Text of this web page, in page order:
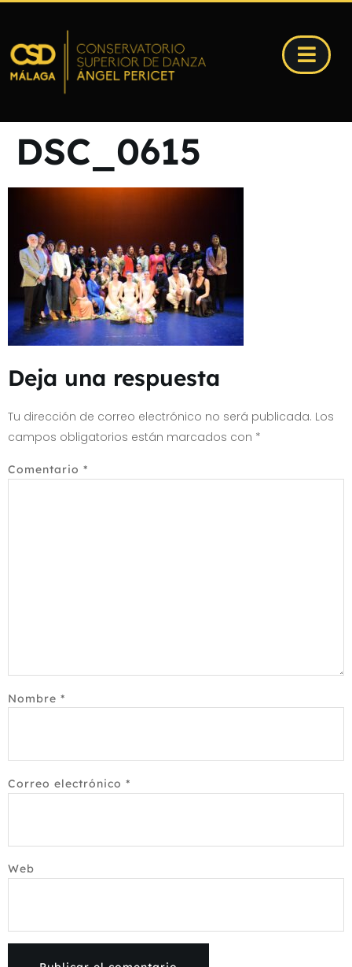
DSC_0615
Deja una respuesta
Tu dirección de correo electrónico no será publicada. Los
campos obligatorios están marcados con *
Comentario *
Nombre *
Correo electrónico *
Web